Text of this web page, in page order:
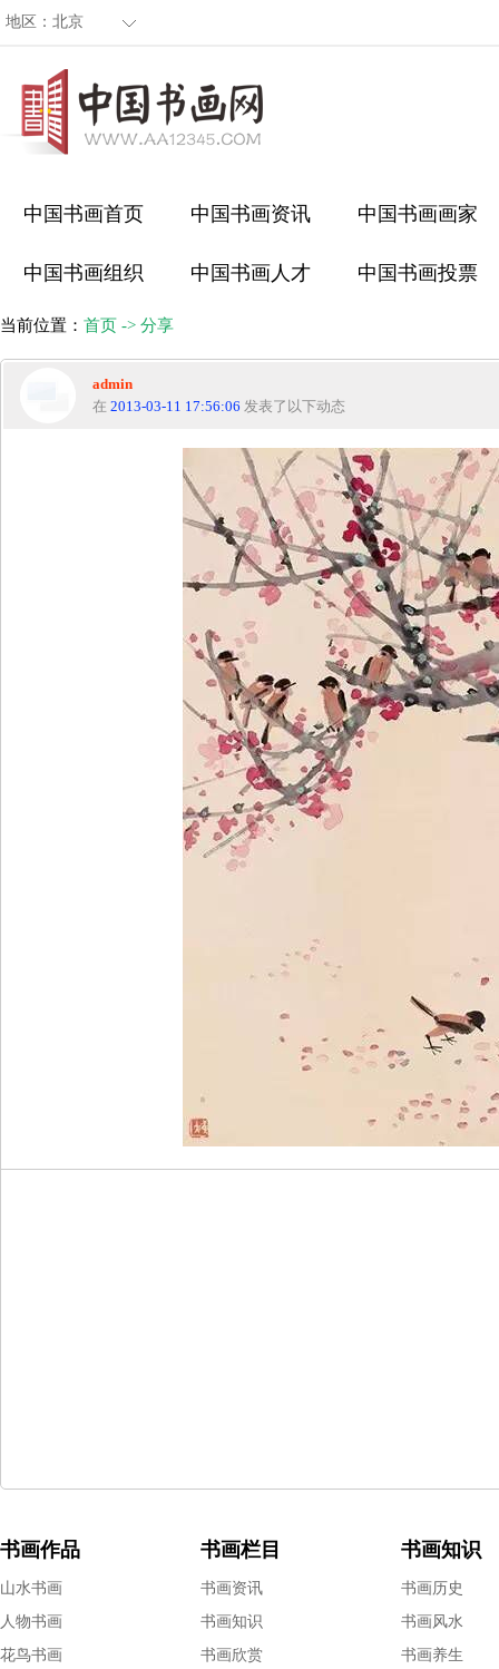
地区： 北京
中国书画首页 中国书画资讯 中国书画画家
中国书画组织 中国书画人才 中国书画投票
当前位置： 首页 -> 分享
admin
在 2013-03-11 17:56:06 发表了以下动态
书画作品
山水书画
人物书画
花鸟书画
书画栏目
书画资讯
书画知识
书画欣赏
书画知识
书画历史
书画风水
书画养生